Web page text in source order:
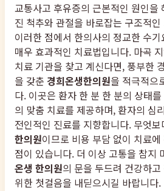
교통사고 후유증의 근본적인 원인을
진 척추와 관절을 바로잡는 구조적
이러한 점에서 한의사의 정교한 수기
매우 효과적인 치료법입니다. 마곡
치료 기관을 찾고 계신다면, 풍부한
을 갖춘 경희온생한의원을 적극적으
다. 이곳은 환자 한 분 한 분의 상태
의 맞춤 치료를 제공하며, 환자의 심
전인적인 진료를 지향합니다. 무엇
한의원이므로 비용 부담 없이 치료
점이 있습니다. 더 이상 고통을 참지
온생 한의원의 문을 두드려 건강하
위한 첫걸음을 내딛으시길 바랍니다.